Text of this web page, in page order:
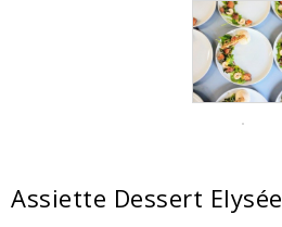
Assiette Dessert Elysée